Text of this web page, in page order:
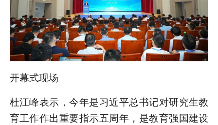
开幕式现场
杜江峰表示，今年是习近平总书记对研究生教
育工作作出重要指示五周年，是教育强国建设